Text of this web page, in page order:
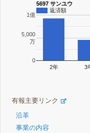
5697 サンユウ
返済額
2年 3
0
5,000
万
1億
有報主要リンク
沿革
事業の内容